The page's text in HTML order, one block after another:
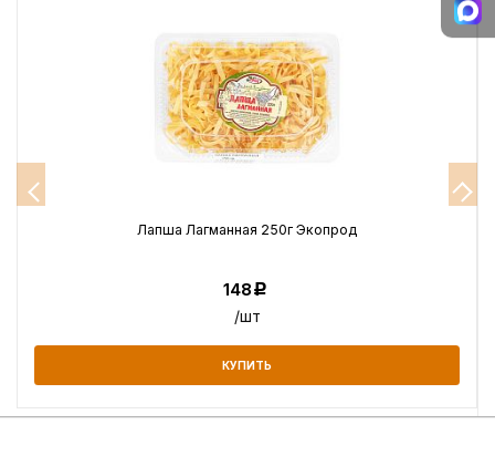
Лапша Лагманная 250г Экопрод
148Р
/шт
КУПИТЬ